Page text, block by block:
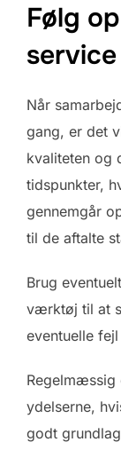
Følg
service
Når
gang, er det
kvaliteten og
tidspunkter,
gennemgår
til de aftalte
Brug
værktøj til at
eventuelle
Regelmæssig
ydelserne,
godt